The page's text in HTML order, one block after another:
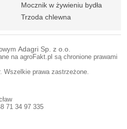
Mocznik w żywieniu bydła
Trzoda chlewna
Adagri Sp. z o.o.
na agroFakt.pl są chronione prawami
prawa zastrzeżone.
71 34 97 335